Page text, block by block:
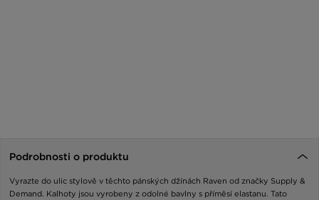
Podrobnosti o produktu
Vyrazte do ulic stylově v těchto pánských džínách Raven od značky Supply &
Demand. Kalhoty jsou vyrobeny z odolné bavlny s příměsí elastanu. Tato